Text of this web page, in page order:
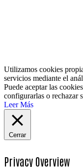
Utilizamos cookies
servicios mediante el
Puede aceptar las
configurarlas o rechazar
Leer Más
Cerrar
Privacy Overview